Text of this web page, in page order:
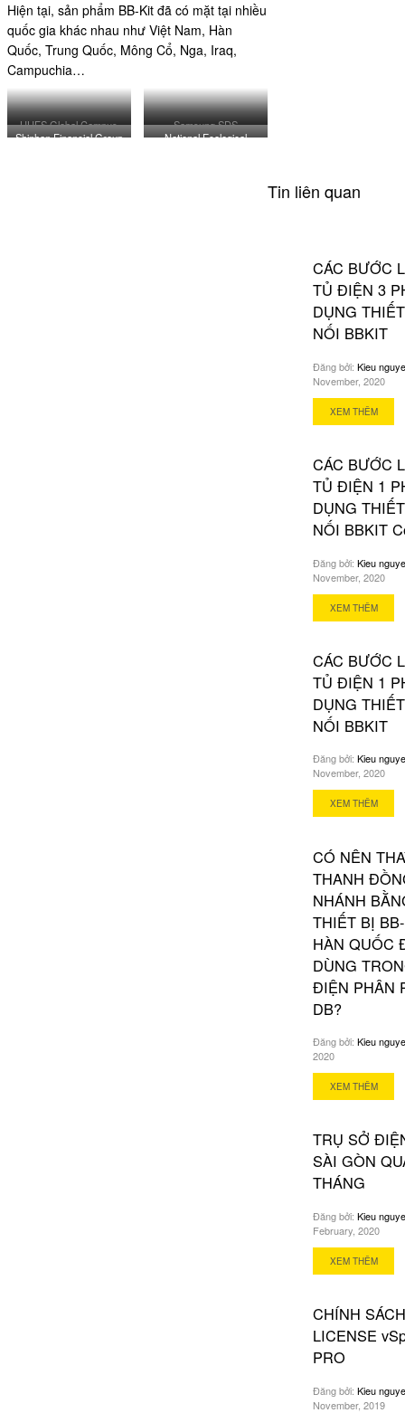
Hiện tại, sản phẩm BB-Kit đã có mặt tại nhiều
quốc gia khác nhau như Việt Nam, Hàn
Quốc, Trung Quốc, Mông Cổ, Nga, Iraq,
Campuchia…
HUFS Global Campus
Samsung SDS
Shinhan Financial Group
National Ecological
Tin liên quan
CÁC BƯỚC
TỦ ĐIỆN 3
DỤNG
NỐI BBKIT
Đăng bởi:Kieu
November, 2020
XEM THÊM
CÁC BƯỚC
TỦ ĐIỆN 1
DỤNG
NỐI BBKIT
Đăng bởi:Kieu
November, 2020
XEM THÊM
CÁC BƯỚC
TỦ ĐIỆN 1
DỤNG
NỐI BBKIT
Đăng bởi:Kieu
November, 2020
XEM THÊM
CÓ NÊN
THANH
NHÁNH
THIẾT BỊ
HÀN QUỐC
DÙNG
ĐIỆN PHÂN
DB?
Đăng bởi:Kieu
2020
XEM THÊM
TRỤ SỞ
SÀI GÒN
THÁNG
Đăng bởi:Kieu
February, 2020
XEM THÊM
CHÍNH
LICENSE
PRO
Đăng bởi:Kieu
November, 2019